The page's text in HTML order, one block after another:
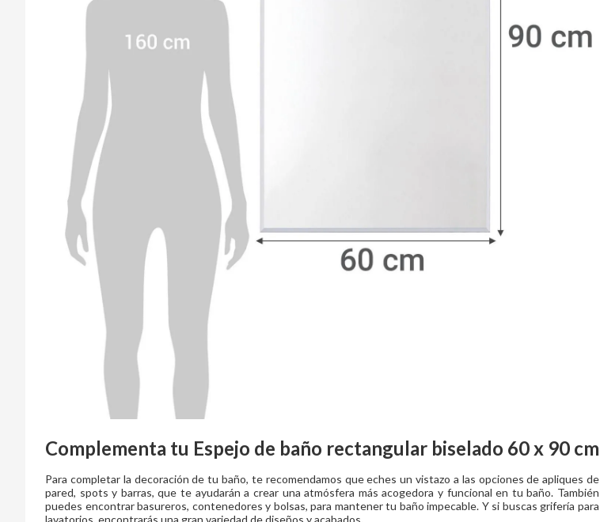
Complementa tu Espejo de baño rectangular biselado 60 x 90 cm
Para completar la decoración de tu baño, te recomendamos que eches un vistazo a las opciones de apliques de
pared, spots y barras, que te ayudarán a crear una atmósfera más acogedora y funcional en tu baño. También
puedes encontrar basureros, contenedores y bolsas, para mantener tu baño impecable. Y si buscas grifería para
lavatorios, encontrarás una gran variedad de diseños y acabados.